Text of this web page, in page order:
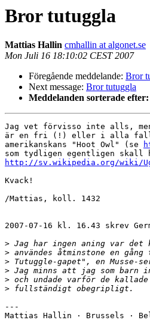
Bror tutuggla
Mattias Hallin cmhallin at algonet.se
Mon Juli 16 18:10:02 CEST 2007
Föregående meddelande: Bror
Next message: Bror tutuggla
Meddelanden sorterade efter:
Jag vet förvisso inte alls,
är en fri (!) eller i alla fall
amerikanskans "Hoot Owl" (se
http://sv.wikipedia.org/wiki/
Kvack!
/Mattias, koll. 1432
2007-07-16 kl. 16.43 skrev
>
>
>
>
>
>
---
Mattias Hallin · Brussels ·